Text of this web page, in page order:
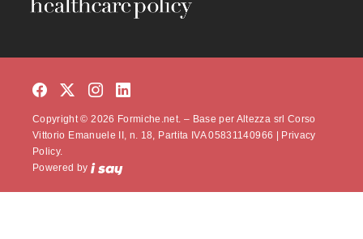
Copyright © 2026 Formiche.net. – Base per Altezza srl Corso
Vittorio Emanuele II, n. 18, Partita IVA 05831140966 |
Privacy
Policy.
Powered by